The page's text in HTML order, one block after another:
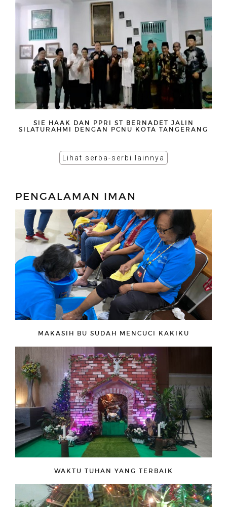
SIE HAAK DAN PPRI ST BERNADET JALIN
SILATURAHMI DENGAN PCNU KOTA TANGERANG
Lihat serba-serbi lainnya
PENGALAMAN IMAN
MAKASIH BU SUDAH MENCUCI KAKIKU
WAKTU TUHAN YANG TERBAIK